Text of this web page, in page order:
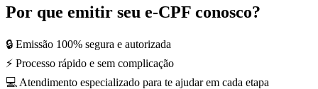
Por que emitir seu e-CPF conosco?
🔒 Emissão 100% segura e autorizada
⚡ Processo rápido e sem complicação
💻 Atendimento especializado para te ajudar em cada etapa